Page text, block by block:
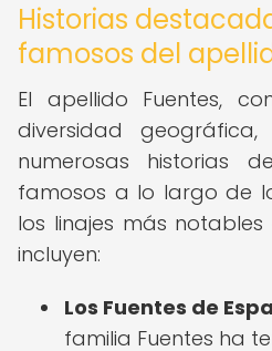
Historias
famosos del
El apellido Fuentes,
diversidad
numerosas historias
famosos a lo largo de
los linajes más
incluyen:
Los Fuentes de
familia Fuentes ha